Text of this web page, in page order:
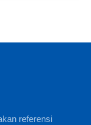
referensi